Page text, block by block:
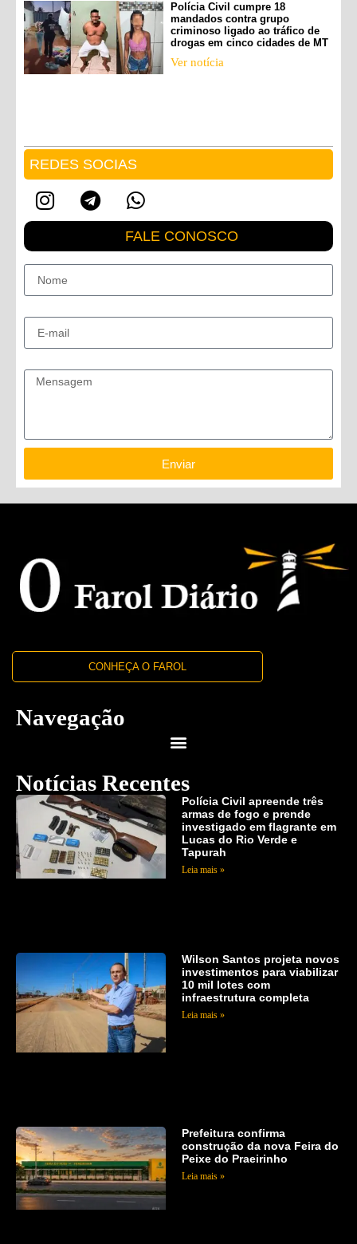
Polícia Civil cumpre 18
mandados contra grupo
criminoso ligado ao tráfico de
drogas em cinco cidades de MT
Ver notícia
REDES SOCIAS
FALE CONOSCO
Enviar
CONHEÇA O FAROL
Navegação
Notícias Recentes
Polícia Civil apreende três
armas de fogo e prende
investigado em flagrante em
Lucas do Rio Verde e
Tapurah
Leia mais »
Wilson Santos projeta novos
investimentos para viabilizar
10 mil lotes com
infraestrutura completa
Leia mais »
Prefeitura confirma
construção da nova Feira do
Peixe do Praeirinho
Leia mais »